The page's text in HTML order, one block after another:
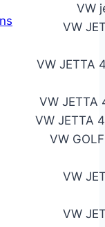
VW
VW
VW JETTA
VW JETTA
VW JETTA
VW
VW
VW